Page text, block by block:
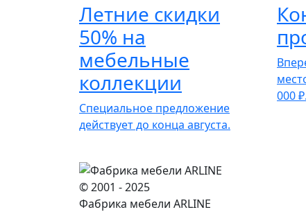
Летние скидки
50% на
мебельные
коллекции
Специальное предложение
действует до конца августа.
000 ₽.
© 2001 - 2025
Фабрика мебели ARLINE